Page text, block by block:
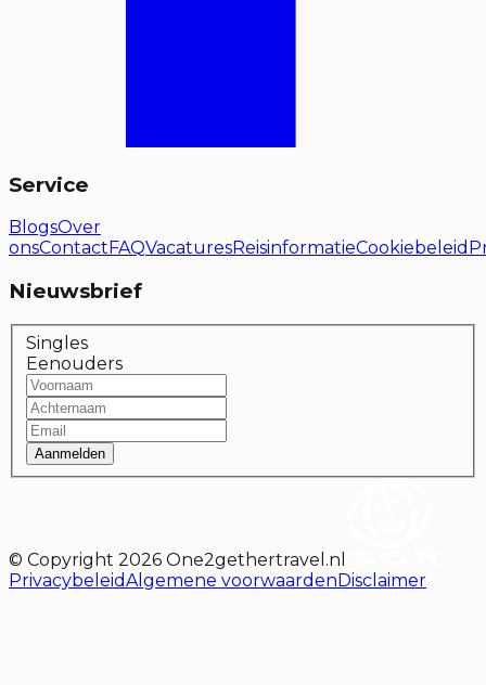
Service
BlogsOver
onsContact FAQVacaturesReisinformatieCookiebeleid
Nieuwsbrief
Singles
Eenouders
Aanmelden
© Copyright 2026 One2gethertravel.nl
PrivacybeleidAlgemene voorwaardenDisclaimer